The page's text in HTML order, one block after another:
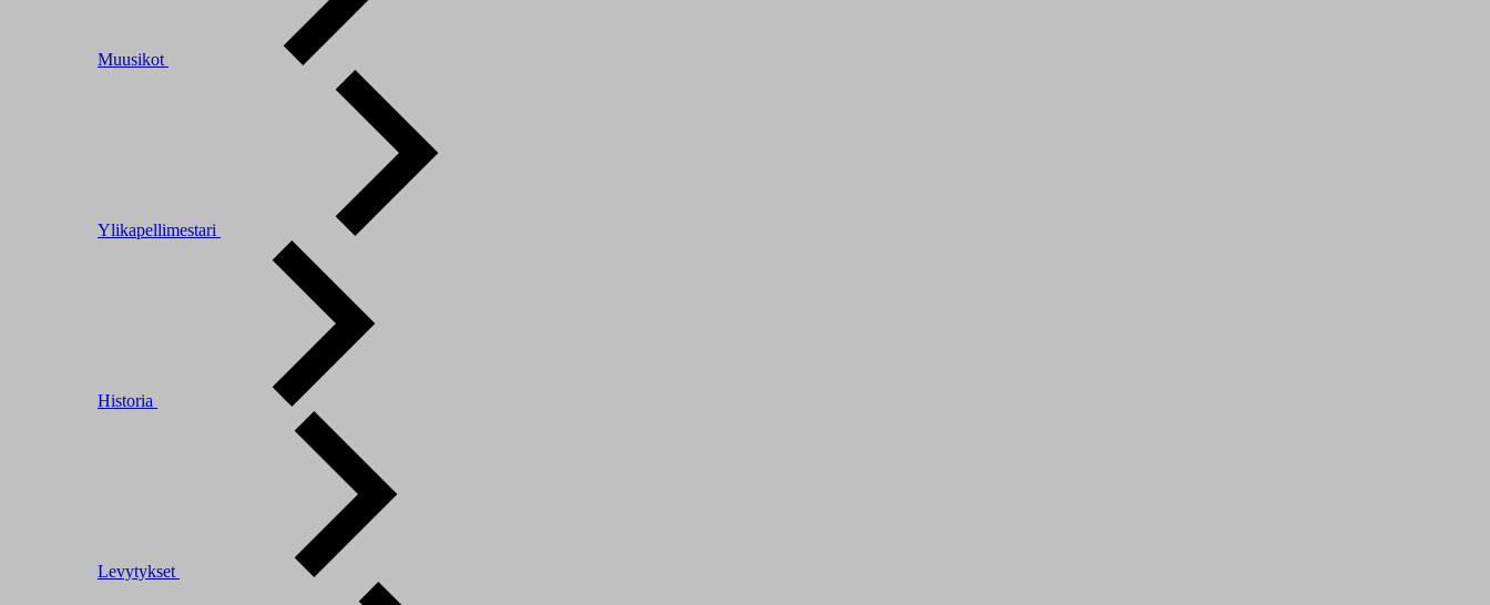
Muusikot
Ylikapellimestari
Historia
Levytykset